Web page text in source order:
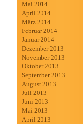
Mai 2014
April 2014
März 2014
Februar 2014
Januar 2014
Dezember 2013
November 2013
Oktober 2013
September 2013
August 2013
Juli 2013
Juni 2013
Mai 2013
April 2013